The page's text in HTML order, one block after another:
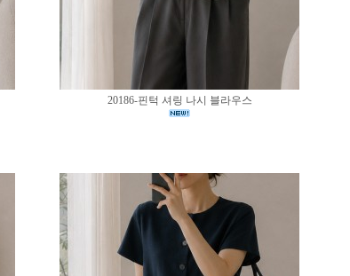
20186-핀턱 셔링 나시 블라우스